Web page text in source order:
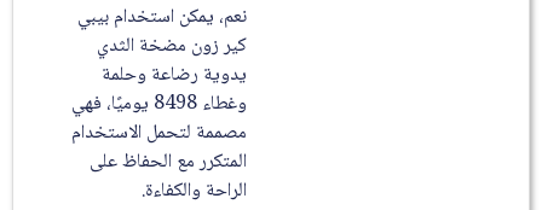
نعم، يمكن استخدام بيبي
كير زون مضخة الثدي
يدوية رضاعة وحلمة
وغطاء 8498 يوميًا، فهي
مصممة لتحمل الاستخدام
المتكرر مع الحفاظ على
الراحة والكفاءة.